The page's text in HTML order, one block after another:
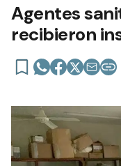
Agentes
recibieron